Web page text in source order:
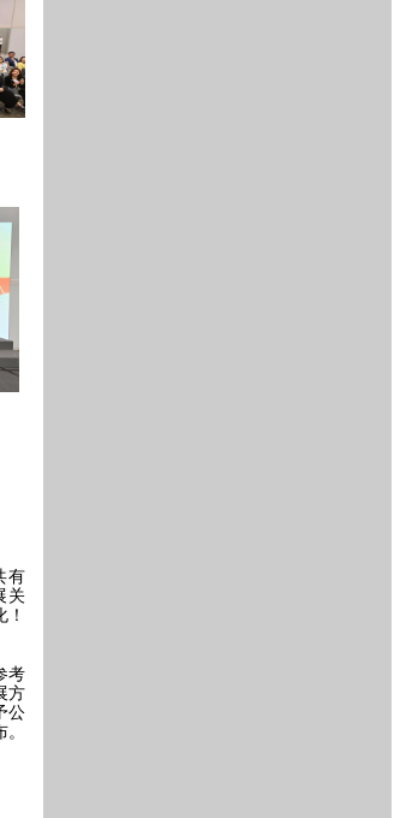
有
关
考
方
公